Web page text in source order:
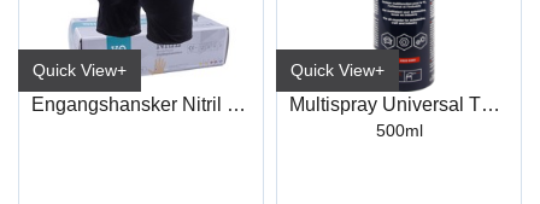
Quick View+
Engangshansker Nitril Sort
Quick View+
Multispray Universal TF60
500ml